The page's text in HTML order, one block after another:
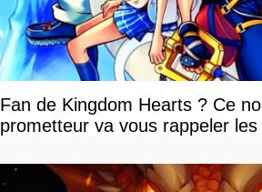
Fan de Kingdom Hearts ? Ce
prometteur va vous rappeler